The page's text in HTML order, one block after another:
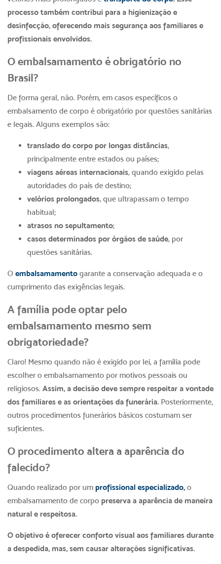
processo também contribui para a higienização e
desinfecção, oferecendo mais segurança aos familiares e
profissionais envolvidos.
O embalsamamento é obrigatório no
Brasil?
De forma geral, não. Porém, em casos específicos o
embalsamento de corpo é obrigatório por questões sanitárias
e legais. Alguns exemplos são:
translado do corpo por longas distâncias,
principalmente entre estados ou países;
viagens aéreas internacionais, quando exigido pelas
autoridades do país de destino;
velórios prolongados, que ultrapassam o tempo
habitual;
atrasos no sepultamento;
casos determinados por órgãos de saúde, por
questões sanitárias.
O embalsamamento garante a conservação adequada e o
cumprimento das exigências legais.
A família pode optar pelo
embalsamamento mesmo sem
obrigatoriedade?
Claro! Mesmo quando não é exigido por lei, a família pode
escolher o embalsamamento por motivos pessoais ou
religiosos. Assim, a decisão deve sempre respeitar a vontade
dos familiares e as orientações da funerária. Posteriormente,
outros procedimentos funerários básicos costumam ser
suficientes.
O procedimento altera a aparência do
falecido?
Quando realizado por um profissional especializado, o
embalsamamento de corpo preserva a aparência de maneira
natural e respeitosa.
O objetivo é oferecer conforto visual aos familiares durante
a despedida, mas, sem causar alterações significativas.